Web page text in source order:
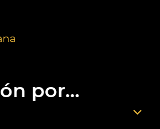
por...